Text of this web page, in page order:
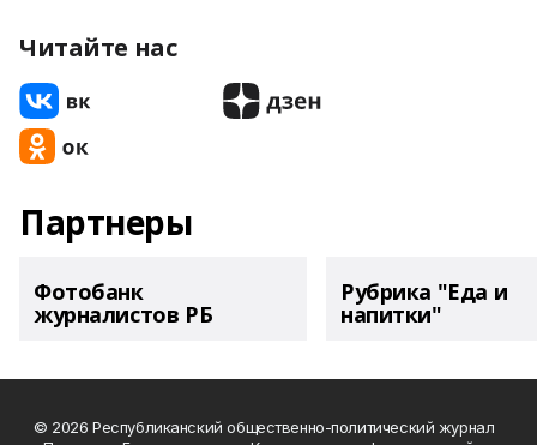
Читайте нас
Партнеры
Фотобанк
журналистов РБ
Рубрика "Еда и
напитки"
© 2026 Республиканский общественно-политический журнал